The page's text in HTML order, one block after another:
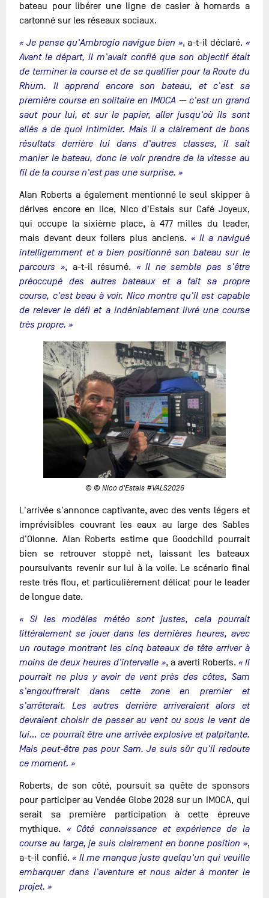
bateau pour libérer une ligne de casier à homards a
cartonné sur les réseaux sociaux.
« Je pense qu'Ambrogio navigue bien », a-t-il déclaré. «
Avant le départ, il m'avait confié que son objectif était
de terminer la course et de se qualifier pour la Route du
Rhum. Il apprend encore son bateau, et c'est sa
première course en solitaire en IMOCA — c'est un grand
saut pour lui, et sur le papier, aller jusqu'où ils sont
allés a de quoi intimider. Mais il a clairement de bons
résultats derrière lui dans d'autres classes, il sait
manier le bateau, donc le voir prendre de la vitesse au
fil de la course n'est pas une surprise. »
Alan Roberts a également mentionné le seul skipper à
dérives encore en lice, Nico d'Estais sur Café Joyeux,
qui occupe la sixième place, à 477 milles du leader,
mais devant deux foilers plus anciens. « Il a navigué
intelligemment et a bien positionné son bateau sur le
parcours », a-t-il résumé. « Il ne semble pas s'être
préoccupé des autres bateaux et a fait sa propre
course, c'est beau à voir. Nico montre qu'il est capable
de relever le défi et a indéniablement livré une course
très propre. »
© © Nico d'Estais #VALS2026
L'arrivée s'annonce captivante, avec des vents légers et
imprévisibles couvrant les eaux au large des Sables
d'Olonne. Alan Roberts estime que Goodchild pourrait
bien se retrouver stoppé net, laissant les bateaux
poursuivants revenir sur lui à la voile. Le scénario final
reste très flou, et particulièrement délicat pour le leader
de longue date.
« Si les modèles météo sont justes, cela pourrait
littéralement se jouer dans les dernières heures, avec
un routage montrant les cinq bateaux de tête arriver à
moins de deux heures d'intervalle », a averti Roberts. « Il
pourrait ne plus y avoir de vent près des côtes, Sam
s'engouffrerait dans cette zone en premier et
s'arrêterait. Les autres derrière arriveraient alors et
devraient choisir de passer au vent ou sous le vent de
lui… ce pourrait être une arrivée explosive et palpitante.
Mais peut-être pas pour Sam. Je suis sûr qu'il redoute
ce moment. »
Roberts, de son côté, poursuit sa quête de sponsors
pour participer au Vendée Globe 2028 sur un IMOCA, qui
serait sa première participation à cette épreuve
mythique. « Côté connaissance et expérience de la
course au large, je suis clairement en bonne position »,
a-t-il confié. « Il me manque juste quelqu'un qui veuille
embarquer dans l'aventure et nous aider à monter le
projet. »